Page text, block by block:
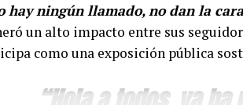
hay ningún llamado, no dan la
un alto impacto entre sus
como una exposición pública